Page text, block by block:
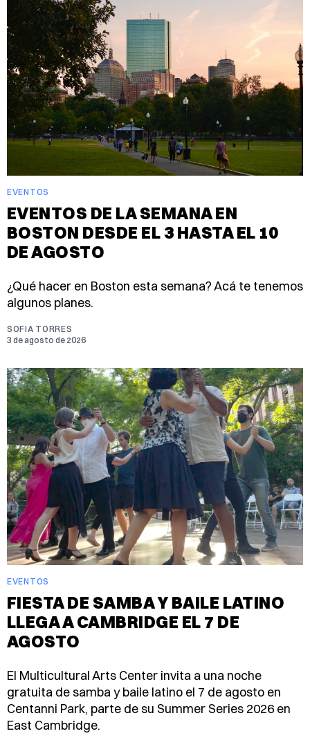
EVENTOS
EVENTOS DE LA SEMANA EN
BOSTON DESDE EL 3 HASTA EL 10
DE AGOSTO
¿Qué hacer en Boston esta semana? Acá te tenemos
algunos planes.
SOFIA TORRES
3 de agosto de 2026
EVENTOS
FIESTA DE SAMBA Y BAILE LATINO
LLEGA A CAMBRIDGE EL 7 DE
AGOSTO
El Multicultural Arts Center invita a una noche
gratuita de samba y baile latino el 7 de agosto en
Centanni Park, parte de su Summer Series 2026 en
East Cambridge.